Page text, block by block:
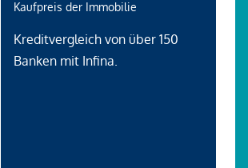
Kaufpreis der Immobilie
Kreditvergleich von über 150
Banken mit Infina.